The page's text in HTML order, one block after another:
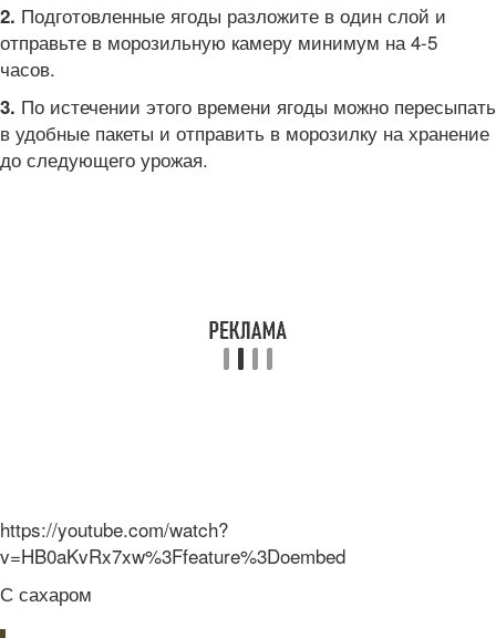
2. Подготовленные ягоды разложите в один слой и
отправьте в морозильную камеру минимум на 4-5
часов.
3. По истечении этого времени ягоды можно пересыпать
в удобные пакеты и отправить в морозилку на хранение
до следующего урожая.
https://youtube.com/watch?
v=HB0aKvRx7xw%3Ffeature%3Doembed
С сахаром